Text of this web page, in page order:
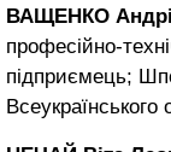
ВАЩЕНКО
професійно-
підприємець;